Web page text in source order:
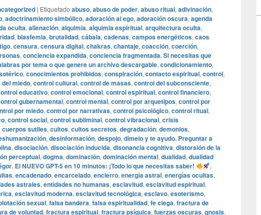
| Etiquetado abuso, abuso de poder, abuso ritual, adivinación,
, adoctrinamiento simbólico, adoración al ego, adoración oscura, agenda
oculta, alienación, alquimia, alquimia espiritual, arquitectura oculta,
, blasfemia, brutalidad, cábala, cadenas, campos energéticos, caos
, censura, censura digital, chakras, chantaje, coacción, coerción,
, conciencia expandida, conciencia fragmentada. Si necesitas que
por tema o que genere un archivo descargable, condicionamiento,
, conocimientos prohibidos, conspiración, contacto espiritual, control,
miedo, control cultural, control de masas, control del subconsciente,
educativo, control emocional, control espiritual, control financiero,
gubernamental, control mental, control por arquetipos, control por
por miedo, control por narrativas, control psicológico, control ritual,
, control social, control subliminal, control vibracional, crisis
cuerpos sutiles, cultos, cultos secretos, degradación, demonios,
, desinformación, despojo, dímelo y te ayudo. Preguntar a
, disociación, disociación inducida, disonancia cognitiva, distorsión de la
perceptual, dogma, dominación, dominación mental, dualidad, dualidad
, El NUEVO GPT-5 en 10 minutos: ¡Todo lo que necesitas saber! ,
, encadenado, encarcelado, encierro, energía astral, energías ocultas,
astrales, entidades no humanas, esclavitud, esclavitud espiritual,
, esclavitud moderna, esclavitud tecnológica, esclavo, esoterismo,
sexual, falsa bandera, falsa espiritualidad, fe ciega, fractura de
de voluntad, fractura espiritual, fractura psíquica, fuerzas oscuras, gnosis,